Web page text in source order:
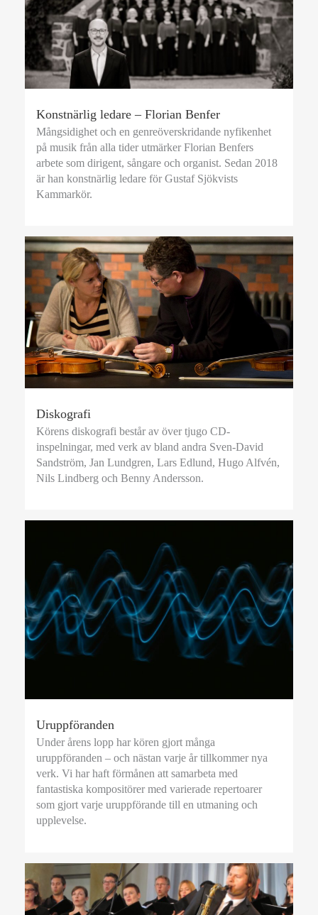
Konstnärlig ledare – Florian Benfer
Mångsidighet och en genreöverskridande nyfikenhet
på musik från alla tider utmärker Florian Benfers
arbete som dirigent, sångare och organist. Sedan 2018
är han konstnärlig ledare för Gustaf Sjökvists
Kammarkör.
Diskografi
Körens diskografi består av över tjugo CD-
inspelningar, med verk av bland andra Sven-David
Sandström, Jan Lundgren, Lars Edlund, Hugo Alfvén,
Nils Lindberg och Benny Andersson.
Uruppföranden
Under årens lopp har kören gjort många
uruppföranden – och nästan varje år tillkommer nya
verk. Vi har haft förmånen att samarbeta med
fantastiska kompositörer med varierade repertoarer
som gjort varje uruppförande till en utmaning och
upplevelse.